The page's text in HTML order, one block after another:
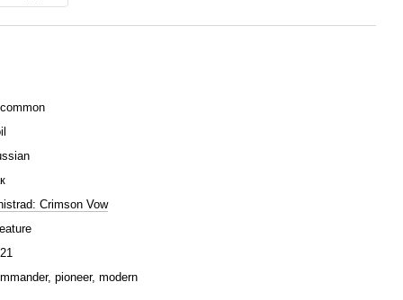
Crimson Vow
pioneer, modern